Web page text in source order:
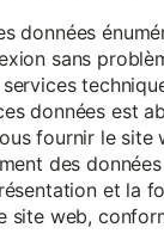
données
sans
données est
fournir le site
des
et la
site web,